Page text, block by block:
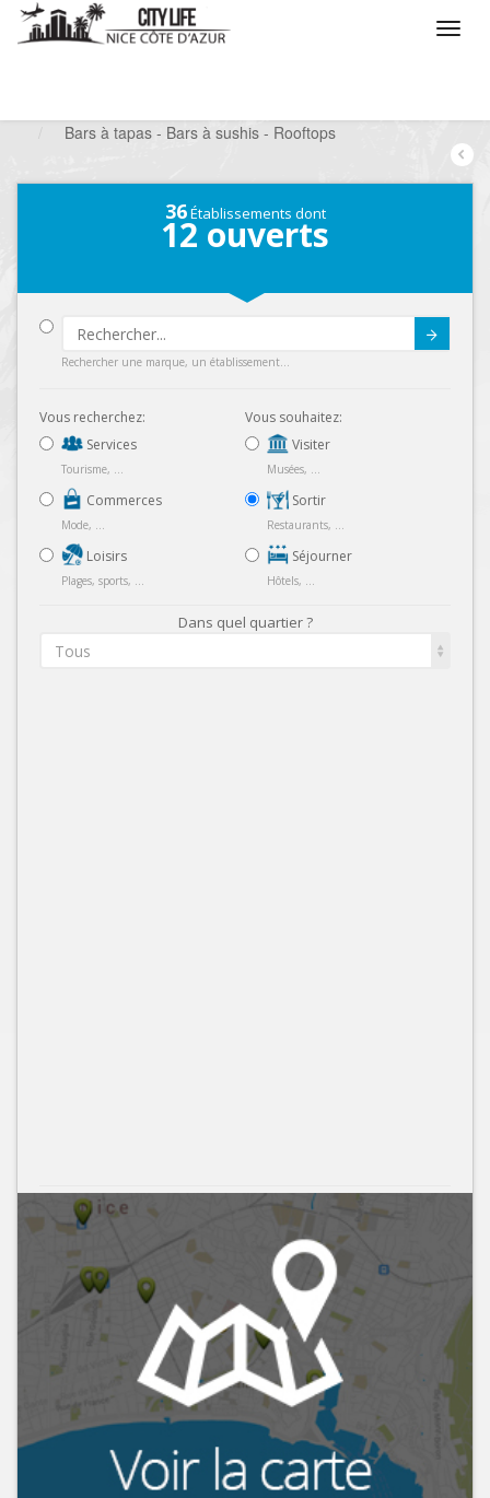
Bars à tapas - Bars à sushis - Rooftops
36Établissements dont
12 ouverts
Rechercher une marque, un établissement...
Vous recherchez:
Services
Tourisme, ...
Commerces
Mode, ...
Loisirs
Plages, sports, ...
Vous souhaitez:
Visiter
Musées, ...
Sortir
Restaurants, ...
Séjourner
Hôtels, ...
Dans quel quartier ?
Tous